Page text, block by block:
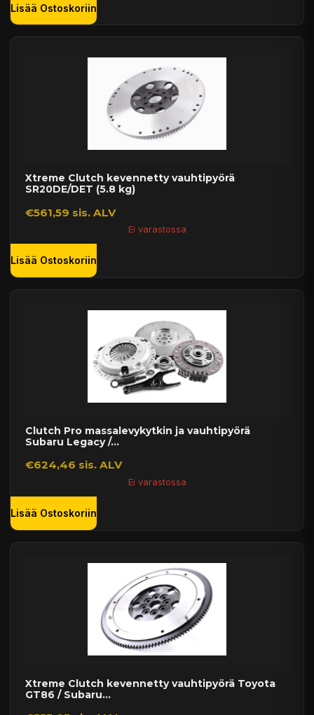
Lisää Ostoskoriin
Xtreme Clutch kevennetty vauhtipyörä
SR20DE/DET (5.8 kg)
€561,59 sis. ALV
Ei varastossa
Lisää Ostoskoriin
Clutch Pro massalevykytkin ja vauhtipyörä
Subaru Legacy /...
€624,46 sis. ALV
Ei varastossa
Lisää Ostoskoriin
Xtreme Clutch kevennetty vauhtipyörä Toyota
GT86 / Subaru...